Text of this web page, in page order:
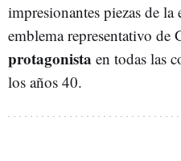
impresionantes piezas de la
emblema representativo de
protagonista en todas las
los años 40.